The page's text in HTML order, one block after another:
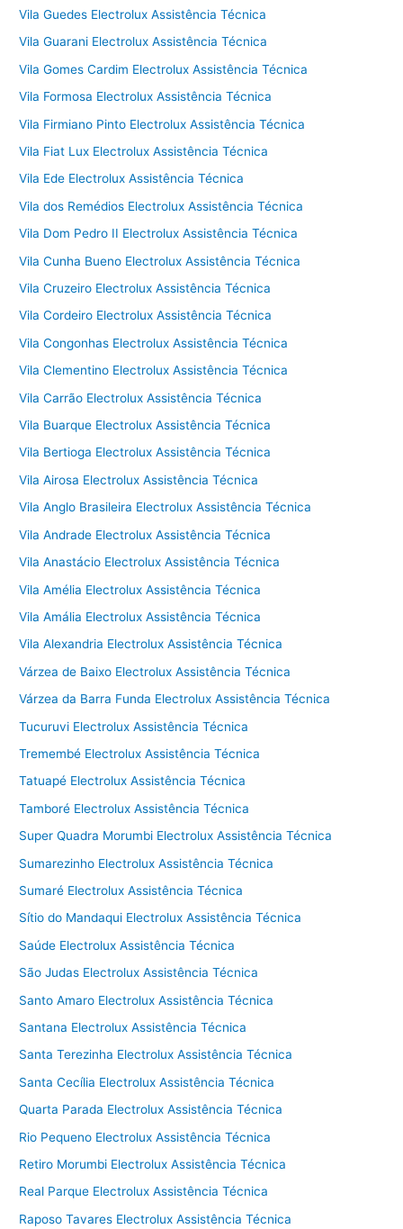
Vila Guedes Electrolux Assistência Técnica
Vila Guarani Electrolux Assistência Técnica
Vila Gomes Cardim Electrolux Assistência Técnica
Vila Formosa Electrolux Assistência Técnica
Vila Firmiano Pinto Electrolux Assistência Técnica
Vila Fiat Lux Electrolux Assistência Técnica
Vila Ede Electrolux Assistência Técnica
Vila dos Remédios Electrolux Assistência Técnica
Vila Dom Pedro II Electrolux Assistência Técnica
Vila Cunha Bueno Electrolux Assistência Técnica
Vila Cruzeiro Electrolux Assistência Técnica
Vila Cordeiro Electrolux Assistência Técnica
Vila Congonhas Electrolux Assistência Técnica
Vila Clementino Electrolux Assistência Técnica
Vila Carrão Electrolux Assistência Técnica
Vila Buarque Electrolux Assistência Técnica
Vila Bertioga Electrolux Assistência Técnica
Vila Airosa Electrolux Assistência Técnica
Vila Anglo Brasileira Electrolux Assistência Técnica
Vila Andrade Electrolux Assistência Técnica
Vila Anastácio Electrolux Assistência Técnica
Vila Amélia Electrolux Assistência Técnica
Vila Amália Electrolux Assistência Técnica
Vila Alexandria Electrolux Assistência Técnica
Várzea de Baixo Electrolux Assistência Técnica
Várzea da Barra Funda Electrolux Assistência Técnica
Tucuruvi Electrolux Assistência Técnica
Tremembé Electrolux Assistência Técnica
Tatuapé Electrolux Assistência Técnica
Tamboré Electrolux Assistência Técnica
Super Quadra Morumbi Electrolux Assistência Técnica
Sumarezinho Electrolux Assistência Técnica
Sumaré Electrolux Assistência Técnica
Sítio do Mandaqui Electrolux Assistência Técnica
Saúde Electrolux Assistência Técnica
São Judas Electrolux Assistência Técnica
Santo Amaro Electrolux Assistência Técnica
Santana Electrolux Assistência Técnica
Santa Terezinha Electrolux Assistência Técnica
Santa Cecília Electrolux Assistência Técnica
Quarta Parada Electrolux Assistência Técnica
Rio Pequeno Electrolux Assistência Técnica
Retiro Morumbi Electrolux Assistência Técnica
Real Parque Electrolux Assistência Técnica
Raposo Tavares Electrolux Assistência Técnica